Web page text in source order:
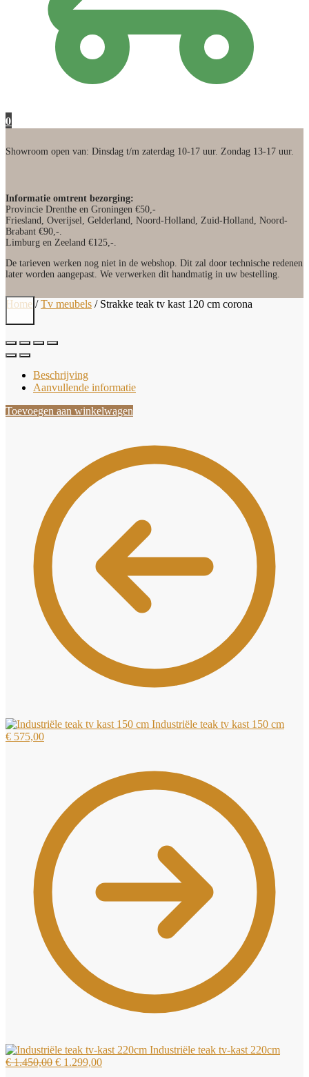
0
Showroom open van: Dinsdag t/m zaterdag 10-17 uur. Zondag 13-17 uur.
Informatie omtrent bezorging:
Provincie Drenthe en Groningen €50,-
Friesland, Overijsel, Gelderland, Noord-Holland, Zuid-Holland, Noord-
Brabant €90,-.
Limburg en Zeeland €125,-.
De tarieven werken nog niet in de webshop. Dit zal door technische redenen
later worden aangepast. We verwerken dit handmatig in uw bestelling.
Home /Tv meubels / Strakke teak tv kast 120 cm corona
Beschrijving
Aanvullende informatie
Toevoegen aan winkelwagen
Industriële teak tv kast 150 cm
€ 575,00
Industriële teak tv-kast 220cm
€1.450,00 Oorspronkelijke
€ 1.299,00Huidige